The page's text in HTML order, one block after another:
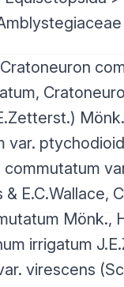
Cratoneuron
var.
&
Mönk.,
irrigatum
virescens